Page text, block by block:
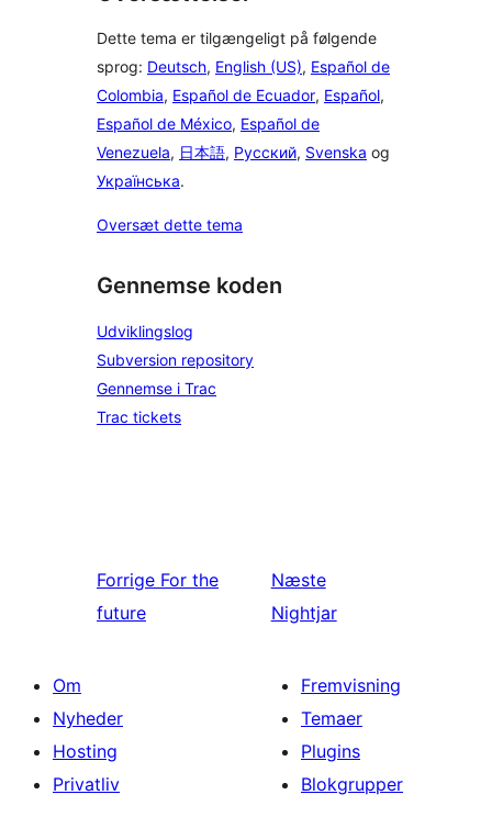
Dette tema er tilgængeligt på følgende
sprog: Deutsch, English (US), Español de
Colombia, Español de Ecuador, Español,
Español de México, Español de
Venezuela, 日本語, Русский, Svenska og
Українська.
Oversæt dette tema
Gennemse koden
Udviklingslog
Subversion repository
Gennemse i Trac
Trac tickets
Forrige For the
future
Næste
Nightjar
Om
Nyheder
Hosting
Privatliv
Fremvisning
Temaer
Plugins
Blokgrupper